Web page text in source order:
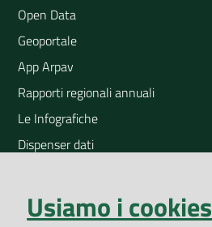
Open Data
Geoportale
App Arpav
Rapporti regionali annuali
Le Infografiche
Dispenser dati
Vai alla pagina
Dichiarazione accessibilità
Usiamo i cookies